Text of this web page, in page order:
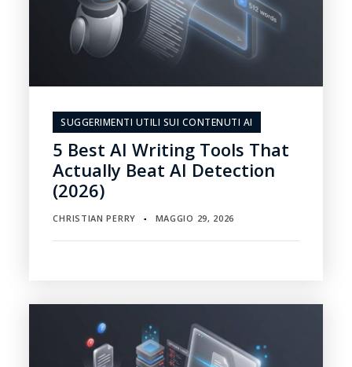
SUGGERIMENTI UTILI SUI CONTENUTI AI
5 Best AI Writing Tools That
Actually Beat AI Detection
(2026)
CHRISTIAN PERRY ▪ MAGGIO 29, 2026